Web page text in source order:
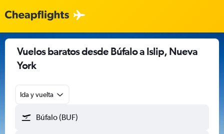
Vuelos baratos desde Búfalo a Islip, Nueva
York
Ida y vuelta
Búfalo (BUF)